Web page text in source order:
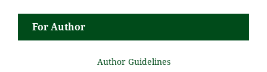
For Author
Author Guidelines